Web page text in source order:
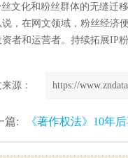
文化和粉丝群体的无缝迁
说，在网文领域，粉丝经济
资者和运营者。持续拓展IP
源： https://
篇: 《著作权法》10年